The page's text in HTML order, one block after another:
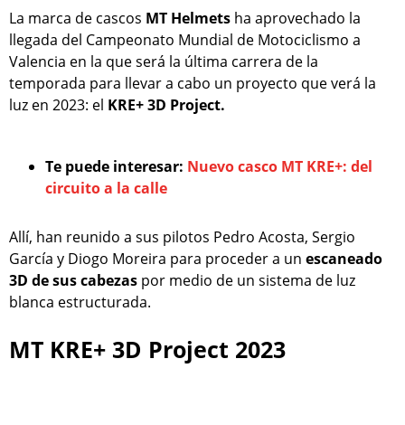
La marca de cascos MT Helmets ha aprovechado la
llegada del Campeonato Mundial de Motociclismo a
Valencia en la que será la última carrera de la
temporada para llevar a cabo un proyecto que verá la
luz en 2023: el KRE+ 3D Project.
Te puede interesar: Nuevo casco MT KRE+: del
circuito a la calle
Allí, han reunido a sus pilotos Pedro Acosta, Sergio
García y Diogo Moreira para proceder a un escaneado
3D de sus cabezas por medio de un sistema de luz
blanca estructurada.
MT KRE+ 3D Project 2023